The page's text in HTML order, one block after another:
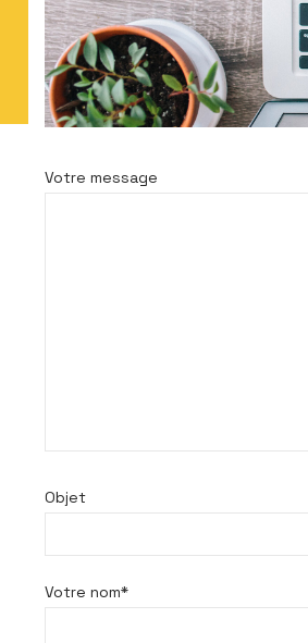
Votre message
Objet
Votre nom*